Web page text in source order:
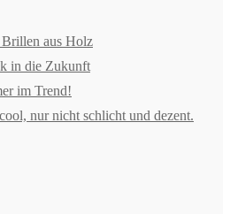
aus Holz
in die Zukunft
im Trend!
nur nicht schlicht und dezent.